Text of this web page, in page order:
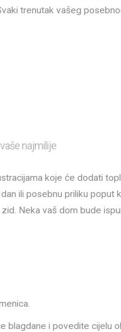
trenutak vašeg
najmilije
koje će dodati
ili posebnu priliku
Neka vaš dom bude
blagdane i povedite cijelu